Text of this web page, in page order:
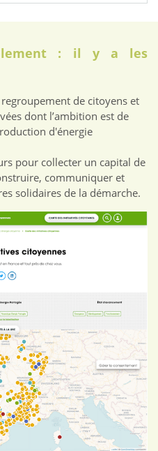
: il y a les
de citoyens et
dont l’ambition est de
d'énergie
pour collecter un capital de
communiquer et
solidaires de la démarche.